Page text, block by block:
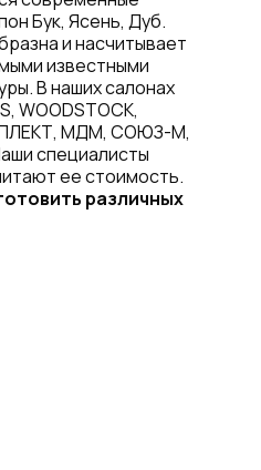
Бук, Ясень, Дуб.
и насчитывает
известными
В наших салонах
WOODSTOCK,
МДМ, СОЮЗ-М,
специалисты
ее стоимость.
различных